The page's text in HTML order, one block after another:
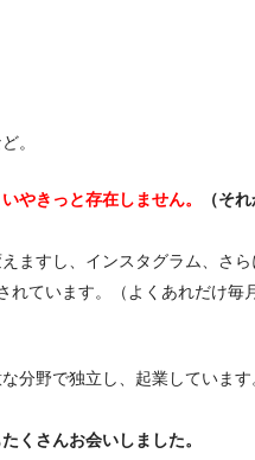
。
やきっと存在しません。
（そ
ますし、インスタグラム、さ
ています。（よくあれだけ毎
分野で独立し、起業していま
くさんお会いしました。